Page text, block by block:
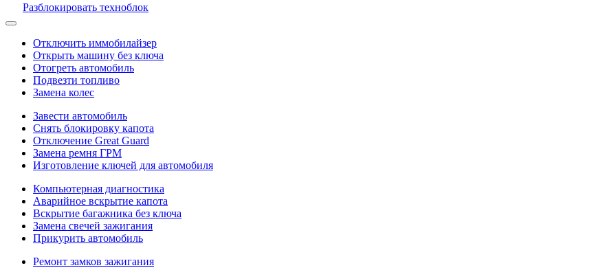
Разблокировать техноблок
Отключить иммобилайзер
Открыть машину без ключа
Отогреть автомобиль
Подвезти топливо
Замена колес
Завести автомобиль
Снять блокировку капота
Отключение Great Guard
Замена ремня ГРМ
Изготовление ключей для автомобиля
Компьютерная диагностика
Аварийное вскрытие капота
Вскрытие багажника без ключа
Замена свечей зажигания
Прикурить автомобиль
Ремонт замков зажигания